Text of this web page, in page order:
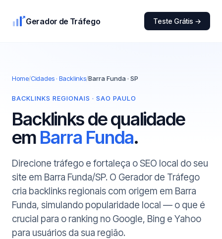
Gerador de Tráfego Teste Grátis →
Home/Cidades · Backlinks/Barra Funda · SP
BACKLINKS REGIONAIS · SAO PAULO
Backlinks de qualidade
em Barra Funda.
Direcione tráfego e fortaleça o SEO local do seu
site em Barra Funda/SP. O Gerador de Tráfego
cria backlinks regionais com origem em Barra
Funda, simulando popularidade local — o que é
crucial para o ranking no Google, Bing e Yahoo
para usuários da sua região.